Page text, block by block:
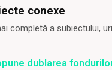
conexe
completă a subiectului,
dublarea